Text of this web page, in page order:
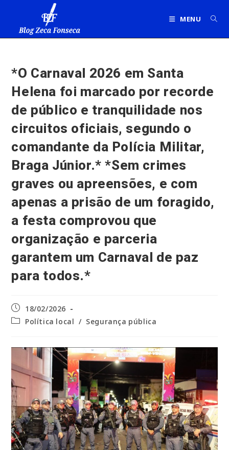
MENU
*O Carnaval 2026 em Santa
Helena foi marcado por recorde
de público e tranquilidade nos
circuitos oficiais, segundo o
comandante da Polícia Militar,
Braga Júnior.* *Sem crimes
graves ou apreensões, e com
apenas a prisão de um foragido,
a festa comprovou que
organização e parceria
garantem um Carnaval de paz
para todos.*
Post
publicado:
18/02/2026
Categoria
Política local / Segurança pública